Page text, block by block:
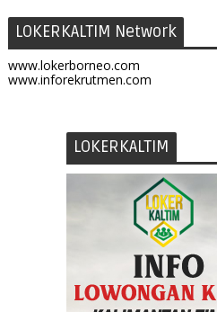
LOKERKALTIM Network
www.lokerborneo.com
www.inforekrutmen.com
LOKERKALTIM